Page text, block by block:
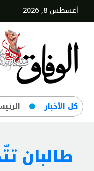
أغسطس 8, 2026
کل‌ الأخبار
طالبان